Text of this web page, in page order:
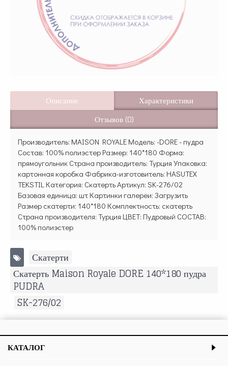
Описание
Характеристики
Отзывов (0)
Производитель: MAISON ROYALE Модель: -DORE - пудра
Состав: 100% полиэстер Размер: 140*180 Форма:
прямоугольник Страна производитель: Турция Упаковка:
картонная коробка Фабрика-изготовитель: HASUTEX
TEKSTIL Категория: Скатерть Артикул: SK-276/02
Базовая единица: шт Картинки галереи: Загрузить
Размер скатерти: 140*180 Комплектность: скатерть
Страна производителя: Турция ЦВЕТ: Пудровый СОСТАВ:
100% полиэстер
Скатерти
Скатерть Maison Royale DORE 140*180 пудра
PUDRA
SK-276/02
КАТАЛОГ